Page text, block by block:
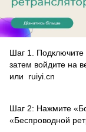
Шаг 1. Подключите
затем войдите на
или ruiyi.cn
Шаг 2: Нажмите
«Беспроводной